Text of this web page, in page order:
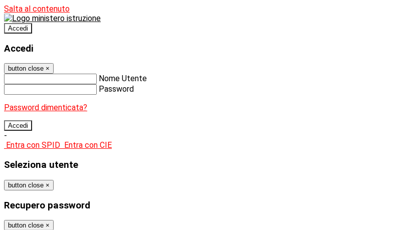
Salta al contenuto
Accedi
Accedi
button close ×
Nome Utente
Password
Password dimenticata?
-
Entra con SPID Entra con CIE
Seleziona utente
button close ×
Recupero password
button close ×